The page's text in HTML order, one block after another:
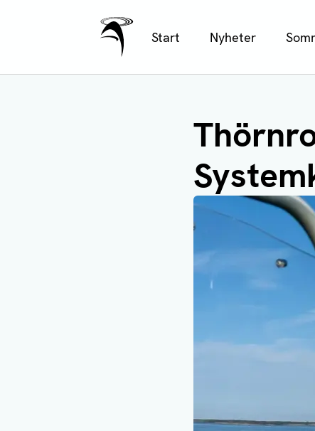
Ålands Radio & TV
Start Nyheter